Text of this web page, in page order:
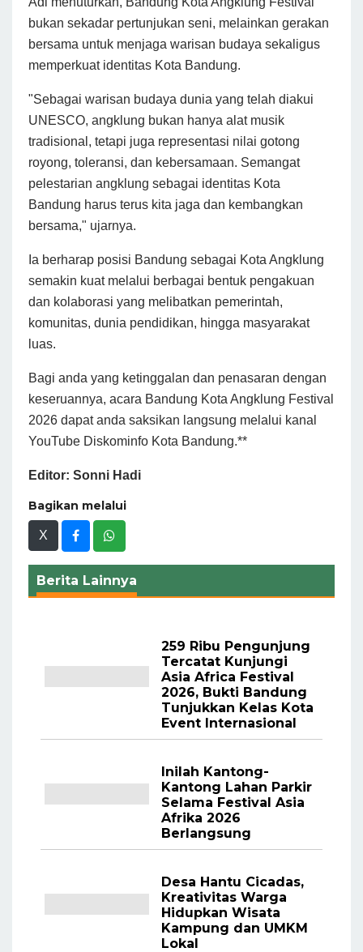
bukan sekadar pertunjukan seni, melainkan gerakan
bersama untuk menjaga warisan budaya sekaligus
memperkuat identitas Kota Bandung.
"Sebagai warisan budaya dunia yang telah diakui
UNESCO, angklung bukan hanya alat musik
tradisional, tetapi juga representasi nilai gotong
royong, toleransi, dan kebersamaan. Semangat
pelestarian angklung sebagai identitas Kota
Bandung harus terus kita jaga dan kembangkan
bersama," ujarnya.
Ia berharap posisi Bandung sebagai Kota Angklung
semakin kuat melalui berbagai bentuk pengakuan
dan kolaborasi yang melibatkan pemerintah,
komunitas, dunia pendidikan, hingga masyarakat
luas.
Bagi anda yang ketinggalan dan penasaran dengan
keseruannya, acara Bandung Kota Angklung Festival
2026 dapat anda saksikan langsung melalui kanal
YouTube Diskominfo Kota Bandung.**
Editor: Sonni Hadi
Bagikan melalui
X
Berita Lainnya
259 Ribu Pengunjung
Tercatat Kunjungi
Asia Africa Festival
2026, Bukti Bandung
Tunjukkan Kelas Kota
Event Internasional
Inilah Kantong-
Kantong Lahan Parkir
Selama Festival Asia
Afrika 2026
Berlangsung
Desa Hantu Cicadas,
Kreativitas Warga
Hidupkan Wisata
Kampung dan UMKM
Lokal